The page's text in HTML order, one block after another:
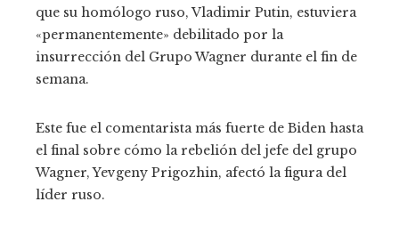
que su homólogo ruso, Vladimir Putin, estuviera
«permanentemente» debilitado por la
insurrección del Grupo Wagner durante el fin de
semana.
Este fue el comentarista más fuerte de Biden hasta
el final sobre cómo la rebelión del jefe del grupo
Wagner, Yevgeny Prigozhin, afectó la figura del
líder ruso.